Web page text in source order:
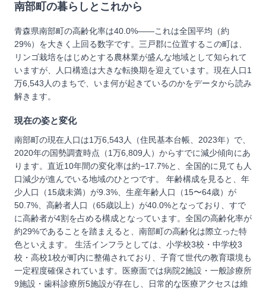
南部町 の暮らしとこれから
青森県南部町の高齢化率は40.0%——これは全国平均（約
29%）を大きく上回る数字です。三戸郡に位置するこの町は、
リンゴ栽培をはじめとする農林業が盛んな地域として知られて
いますが、人口構造は大きな転換期を迎えています。現在人口1
万6,543人のまちで、いま何が起きているのかをデータから読み
解きます。
現在の姿と変化
南部町の現在人口は1万6,543人（住民基本台帳、2023年）で、
2020年の国勢調査時点（1万6,809人）からすでに減少傾向にあ
ります。直近10年間の変化率は約−17.7%と、全国的に見ても人
口減少が進んでいる地域のひとつです。 年齢構成を見ると、年
少人口（15歳未満）が9.3%、生産年齢人口（15〜64歳）が
50.7%、高齢者人口（65歳以上）が40.0%となっており、すで
に高齢者が4割を占める構成となっています。全国の高齢化率が
約29%であることを踏まえると、南部町の高齢化は際立った特
色といえます。 生活インフラとしては、小学校3校・中学校3
校・高校1校が町内に整備されており、子育て世代の教育環境も
一定程度確保されています。医療面では病院2施設・一般診療所
9施設・歯科診療所5施設が存在し、日常的な医療アクセスは維